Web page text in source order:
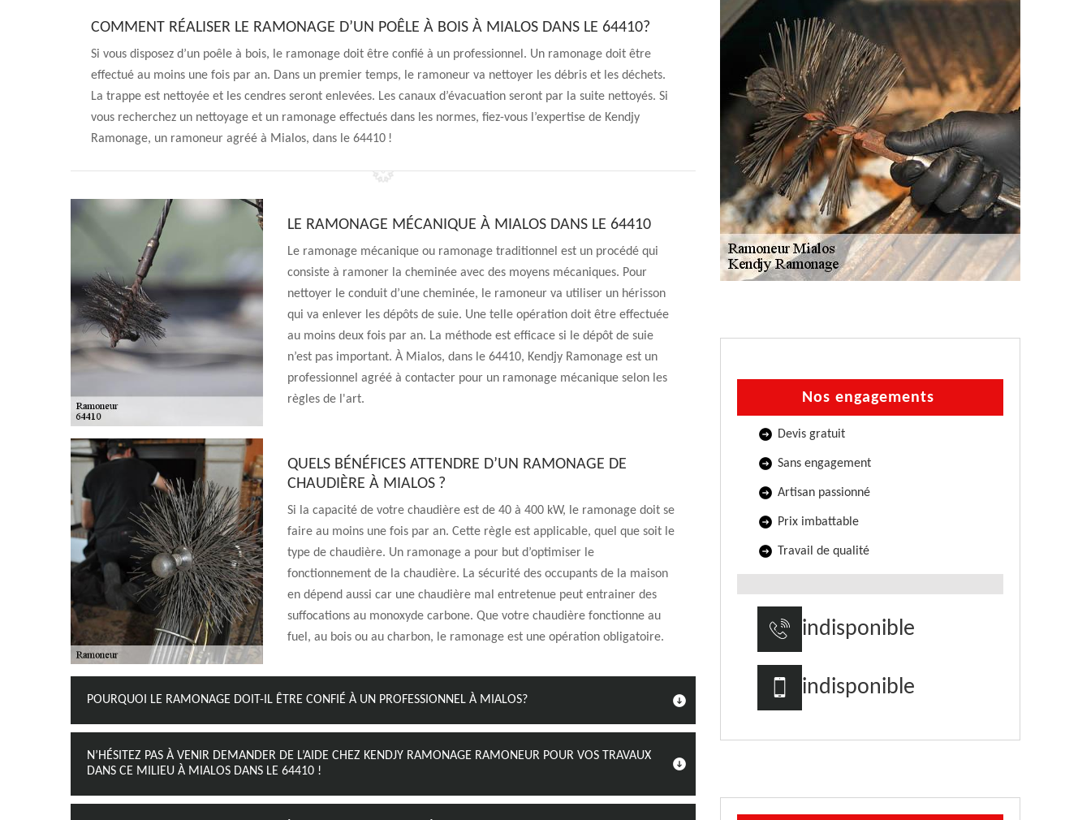
COMMENT RÉALISER LE RAMONAGE D’UN POÊLE À BOIS À MIALOS DANS LE 64410?
Si vous disposez d’un poêle à bois, le ramonage doit être confié à un professionnel. Un ramonage doit être
effectué au moins une fois par an. Dans un premier temps, le ramoneur va nettoyer les débris et les déchets.
La trappe est nettoyée et les cendres seront enlevées. Les canaux d’évacuation seront par la suite nettoyés. Si
vous recherchez un nettoyage et un ramonage effectués dans les normes, fiez-vous l’expertise de Kendjy
Ramonage, un ramoneur agréé à Mialos, dans le 64410 !
LE RAMONAGE MÉCANIQUE À MIALOS DANS LE 64410
Le ramonage mécanique ou ramonage traditionnel est un procédé qui
consiste à ramoner la cheminée avec des moyens mécaniques. Pour
nettoyer le conduit d’une cheminée, le ramoneur va utiliser un hérisson
qui va enlever les dépôts de suie. Une telle opération doit être effectuée
au moins deux fois par an. La méthode est efficace si le dépôt de suie
n’est pas important. À Mialos, dans le 64410, Kendjy Ramonage est un
professionnel agréé à contacter pour un ramonage mécanique selon les
règles de l'art.
QUELS BÉNÉFICES ATTENDRE D’UN RAMONAGE DE
CHAUDIÈRE À MIALOS ?
Si la capacité de votre chaudière est de 40 à 400 kW, le ramonage doit se
faire au moins une fois par an. Cette règle est applicable, quel que soit le
type de chaudière. Un ramonage a pour but d’optimiser le
fonctionnement de la chaudière. La sécurité des occupants de la maison
en dépend aussi car une chaudière mal entretenue peut entrainer des
suffocations au monoxyde carbone. Que votre chaudière fonctionne au
fuel, au bois ou au charbon, le ramonage est une opération obligatoire.
POURQUOI LE RAMONAGE DOIT-IL ÊTRE CONFIÉ À UN PROFESSIONNEL À MIALOS?
N’HÉSITEZ PAS À VENIR DEMANDER DE L’AIDE CHEZ KENDJY RAMONAGE RAMONEUR POUR VOS TRAVAUX
DANS CE MILIEU À MIALOS DANS LE 64410 !
Nos engagements
Devis gratuit
Sans engagement
Artisan passionné
Prix imbattable
Travail de qualité
indisponible
indisponible